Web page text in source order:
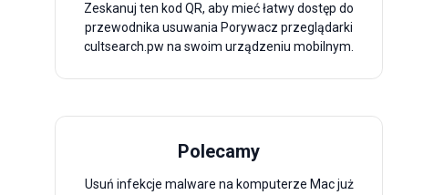
Zeskanuj ten kod QR, aby mieć łatwy dostęp do
przewodnika usuwania Porywacz przeglądarki
cultsearch.pw na swoim urządzeniu mobilnym.
Polecamy
Usuń infekcje malware na komputerze Mac już